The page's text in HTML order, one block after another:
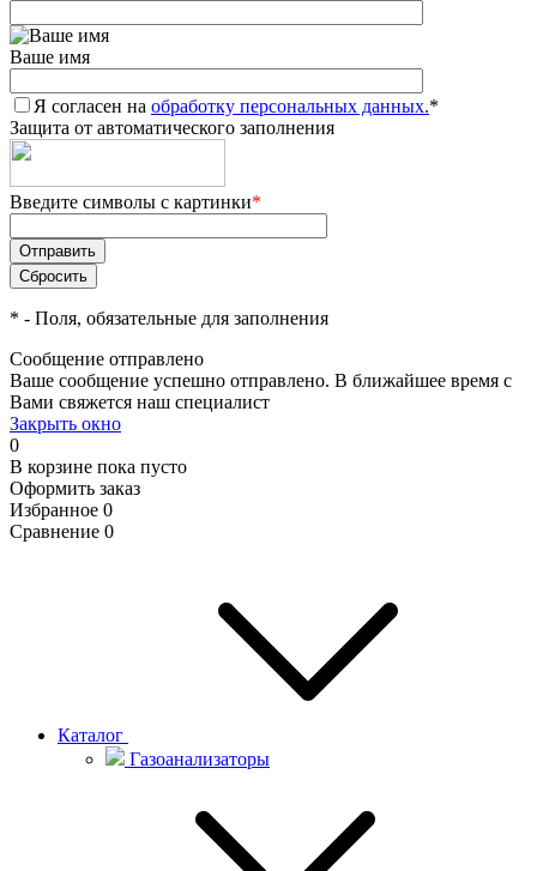
Ваше имя
Я согласен на обработку персональных данных.*
Защита от автоматического заполнения
Введите символы с картинки*
* - Поля, обязательные для заполнения
Сообщение отправлено
Ваше сообщение успешно отправлено. В ближайшее время с
Вами свяжется наш специалист
Закрыть окно
0
В корзине пока пусто
Оформить заказ
Избранное 0
Сравнение 0
Каталог
Газоанализаторы